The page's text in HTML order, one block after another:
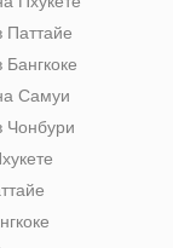
Паттайе
Самуи
Чонбури